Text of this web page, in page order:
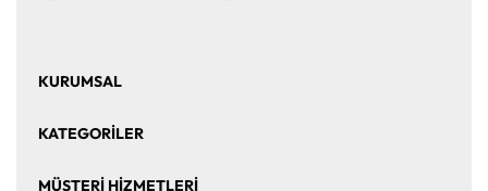
KURUMSAL
KATEGORİLER
MÜŞTERİ HİZMETLERİ